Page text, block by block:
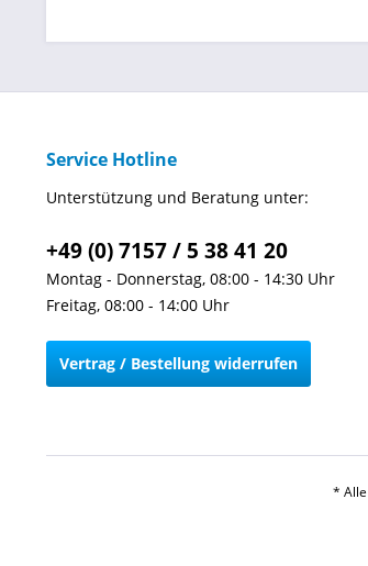
Service Hotline
Unterstützung und Beratung unter:
+49 (0) 7157 / 5 38 41 20
Montag - Donnerstag, 08:00 - 14:30 Uhr
Freitag, 08:00 - 14:00 Uhr
Vertrag / Bestellung widerrufen
*